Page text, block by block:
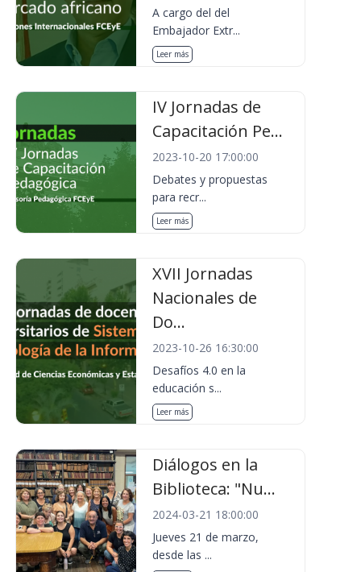
A cargo del del
Embajador Extr...
Leer más
IV Jornadas de
Capacitación Pe...
2023-10-20 17:00:00
Debates y propuestas
para recr...
Leer más
XVII Jornadas
Nacionales de
Do...
2023-10-26 16:30:00
Desafíos 4.0 en la
educación s...
Leer más
Diálogos en la
Biblioteca: "Nu...
2024-03-21 18:00:00
Jueves 21 de marzo,
desde las ...